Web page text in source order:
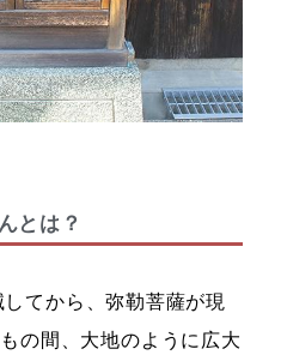
とは？
てから、弥勒菩薩が現
の間、大地のように広大